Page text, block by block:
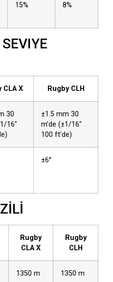
15% 8%
CLA X Rugby CLH
30
16″
±1.5 mm 30
m’de (±1/16″
100 ft’de)
±6°
Rugby
CLA X
Rugby
CLH
1350 m
1350 m